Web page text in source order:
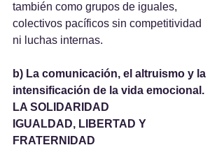
también como grupos de iguales,
colectivos pacíficos sin competitividad
ni luchas internas.
b) La comunicación, el altruismo y la
intensificación de la vida emocional.
LA SOLIDARIDAD
IGUALDAD, LIBERTAD Y
FRATERNIDAD